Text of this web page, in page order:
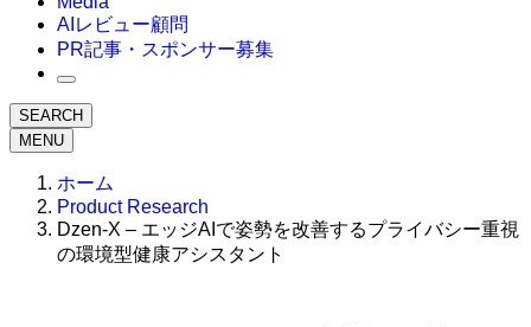
AIレビュー顧問
PR記事・スポンサー募集
SEARCH
MENU
ホーム
Product Research
Dzen-X – エッジAIで姿勢を改善するプライバシー重視
の環境型健康アシスタント